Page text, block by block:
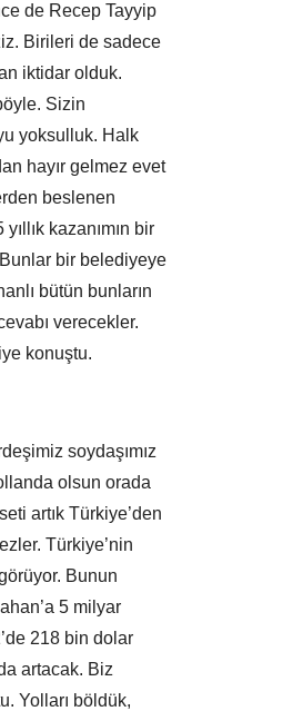
de Recep Tayyip
Birileri de sadece
iktidar olduk.
Sizin
yoksulluk. Halk
hayır gelmez evet
beslenen
kazanımın bir
bir belediyeye
bütün bunların
verecekler.
konuştu.
soydaşımız
olsun orada
artık Türkiye’den
Türkiye’nin
Bunun
5 milyar
218 bin dolar
artacak. Biz
Yolları böldük,